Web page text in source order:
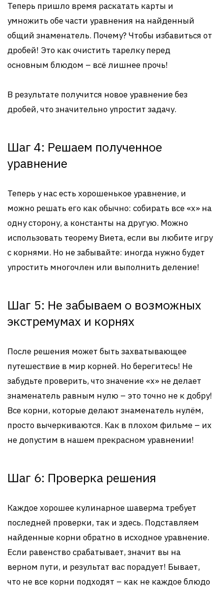
Теперь пришло время раскатать карты и
умножить обе части уравнения на найденный
общий знаменатель. Почему? Чтобы избавиться от
дробей! Это как очистить тарелку перед
основным блюдом – всё лишнее прочь!
В результате получится новое уравнение без
дробей, что значительно упростит задачу.
Шаг 4: Решаем полученное
уравнение
Теперь у нас есть хорошенькое уравнение, и
можно решать его как обычно: собирать все «x» на
одну сторону, а константы на другую. Можно
использовать теорему Виета, если вы любите игру
с корнями. Но не забывайте: иногда нужно будет
упростить многочлен или выполнить деление!
Шаг 5: Не забываем о возможных
экстремумах и корнях
После решения может быть захватывающее
путешествие в мир корней. Но берегитесь! Не
забудьте проверить, что значение «x» не делает
знаменатель равным нулю – это точно не к добру!
Все корни, которые делают знаменатель нулём,
просто вычеркиваются. Как в плохом фильме – их
не допустим в нашем прекрасном уравнении!
Шаг 6: Проверка решения
Каждое хорошее кулинарное шаверма требует
последней проверки, так и здесь. Подставляем
найденные корни обратно в исходное уравнение.
Если равенство срабатывает, значит вы на
верном пути, и результат вас порадует! Бывает,
что не все корни подходят – как не каждое блюдо